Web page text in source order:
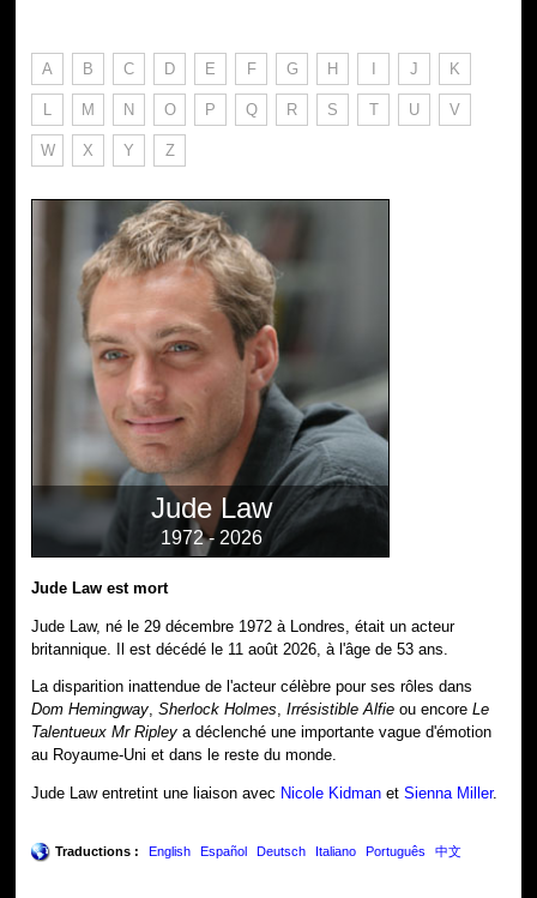
A B C D E F G H I J K
L M N O P Q R S T U V
W X Y Z
Jude Law
1972 - 2026
Jude Law est mort
Jude Law, né le 29 décembre 1972 à Londres, était un acteur
britannique. Il est décédé le 11 août 2026, à l'âge de 53 ans.
La disparition inattendue de l'acteur célèbre pour ses rôles dans
Dom Hemingway,Sherlock Holmes,Irrésistible Alfie ou encoreLe
Talentueux Mr Ripley a déclenché une importante vague d'émotion
au Royaume-Uni et dans le reste du monde.
Jude Law entretint une liaison avec Nicole Kidman etSienna Miller.
Traductions : English Español Deutsch Italiano Português 中文